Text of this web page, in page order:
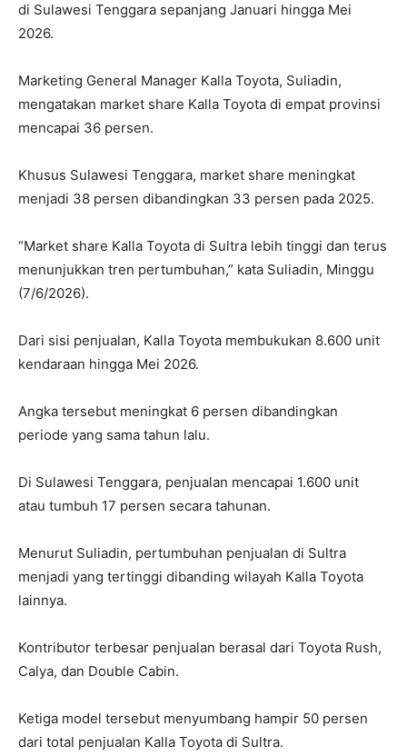
di Sulawesi Tenggara sepanjang Januari hingga Mei
2026.
Marketing General Manager Kalla Toyota, Suliadin,
mengatakan market share Kalla Toyota di empat provinsi
mencapai 36 persen.
Khusus Sulawesi Tenggara, market share meningkat
menjadi 38 persen dibandingkan 33 persen pada 2025.
“Market share Kalla Toyota di Sultra lebih tinggi dan terus
menunjukkan tren pertumbuhan,” kata Suliadin, Minggu
(7/6/2026).
Dari sisi penjualan, Kalla Toyota membukukan 8.600 unit
kendaraan hingga Mei 2026.
Angka tersebut meningkat 6 persen dibandingkan
periode yang sama tahun lalu.
Di Sulawesi Tenggara, penjualan mencapai 1.600 unit
atau tumbuh 17 persen secara tahunan.
Menurut Suliadin, pertumbuhan penjualan di Sultra
menjadi yang tertinggi dibanding wilayah Kalla Toyota
lainnya.
Kontributor terbesar penjualan berasal dari Toyota Rush,
Calya, dan Double Cabin.
Ketiga model tersebut menyumbang hampir 50 persen
dari total penjualan Kalla Toyota di Sultra.